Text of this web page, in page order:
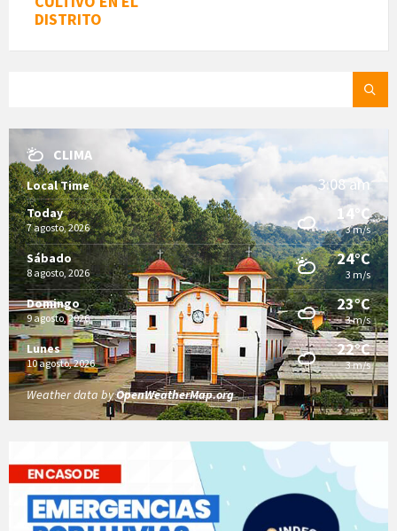
DISTRITO
CLIMA
Local Time 3:08 am
Today
7 agosto, 2026
14°C
3 m/s
Sábado
8 agosto, 2026
24°C
3 m/s
Domingo
9 agosto, 2026
23°C
3 m/s
Lunes
10 agosto, 2026
22°C
3 m/s
Weather data byOpenWeatherMap.org